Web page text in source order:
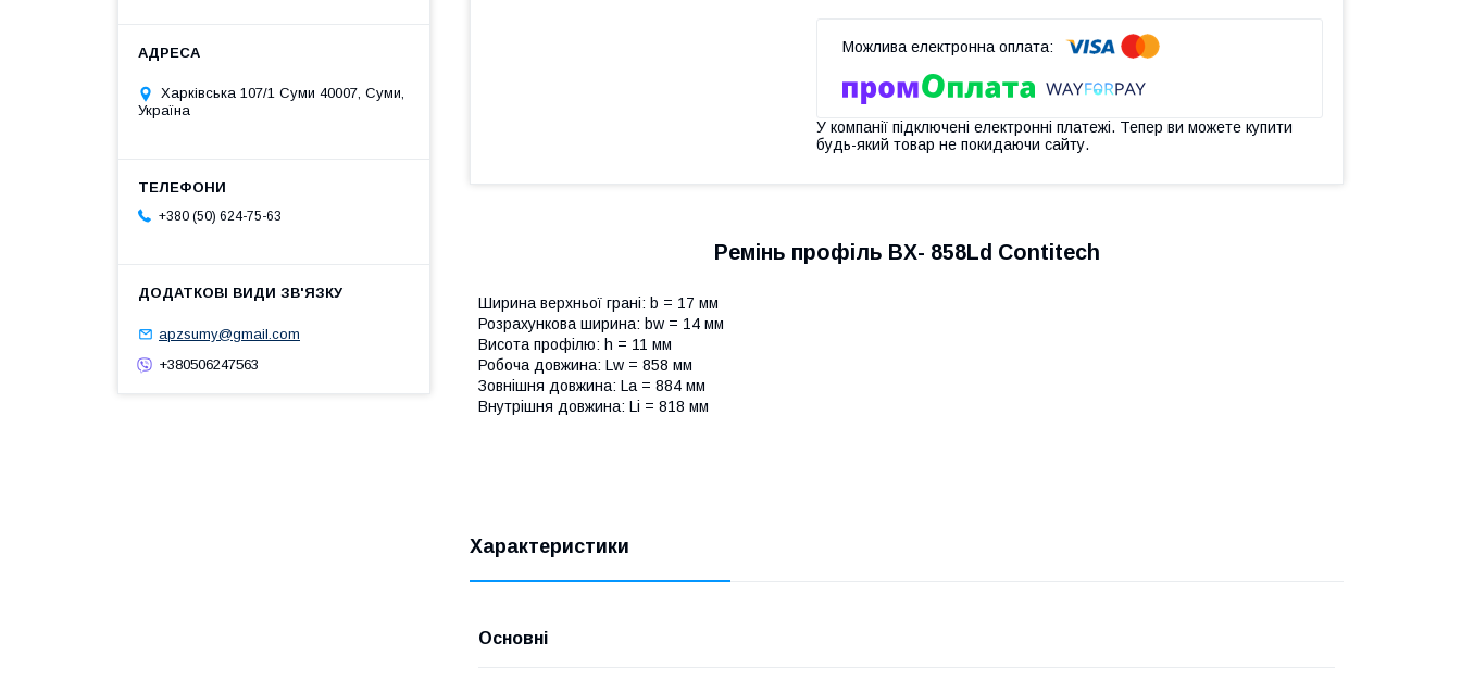
У компанії підключені електронні платежі. Тепер ви можете купити
будь-який товар не покидаючи сайту.
Ремінь профіль ВX- 858Ld Contitech
Ширина верхньої грані: b = 17 мм
Розрахункова ширина: bw = 14 мм
Висота профілю: h = 11 мм
Робоча довжина: Lw = 858 мм
Зовнішня довжина: La = 884 мм
Внутрішня довжина: Li = 818 мм
Характеристики
Основні
Харківська 107/1 Суми 40007, Суми,
Україна
+380 (50) 624-75-63
apzsumy@gmail.com
+380506247563